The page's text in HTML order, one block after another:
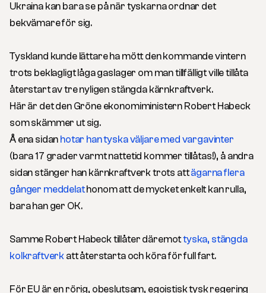
Ukraina kan bara se på när tyskarna ordnar det
bekvämare för sig.
Tyskland kunde lättare ha mött den kommande vintern
trots beklagligt låga gaslager om man tillfälligt ville tillåta
återstart av tre nyligen stängda kärnkraftverk.
Här är det den Gröne ekonomiministern Robert Habeck
som skämmer ut sig.
Å ena sidan hotar han tyska väljare med vargavinter
(bara 17 grader varmt nattetid kommer tillåtas!), å andra
sidan stänger han kärnkraftverk trots attägarna flera
gånger meddelathonom att de mycket enkelt kan rulla,
bara han ger OK.
Samme Robert Habeck tillåter däremottyska, stängda
kolkraftverk att återstarta och köra för full fart.
För EU är en rörig, obeslutsam, egoistisk tysk regering